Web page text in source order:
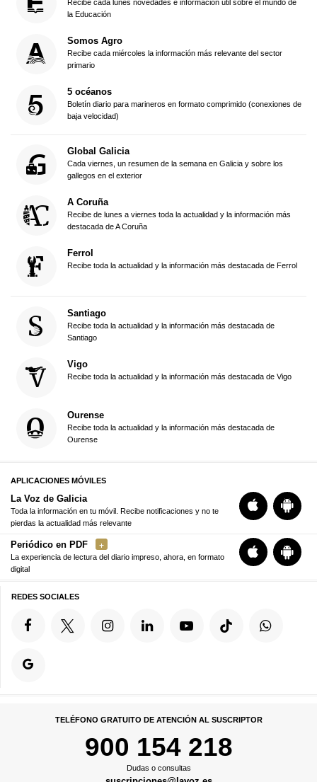
Recibe cada lunes novedades e información útil sobre el mundo de
la Educación
Somos Agro
Recibe cada miércoles la información más relevante del sector
primario
5 océanos
Boletín diario para marineros en formato comprimido (conexiones de
baja velocidad)
Global Galicia
Cada viernes, un resumen de la semana en Galicia y sobre los
gallegos en el exterior
A Coruña
Recibe de lunes a viernes toda la actualidad y la información más
destacada de A Coruña
Ferrol
Recibe toda la actualidad y la información más destacada de Ferrol
Santiago
Recibe toda la actualidad y la información más destacada de
Santiago
Vigo
Recibe toda la actualidad y la información más destacada de Vigo
Ourense
Recibe toda la actualidad y la información más destacada de
Ourense
APLICACIONES MÓVILES
La Voz de Galicia
Toda la información en tu móvil. Recibe notificaciones y no te
pierdas la actualidad más relevante
Periódico en PDF
La experiencia de lectura del diario impreso, ahora, en formato
digital
REDES SOCIALES
TELÉFONO GRATUITO DE ATENCIÓN AL SUSCRIPTOR
900 154 218
Dudas o consultas